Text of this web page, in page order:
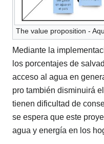
The value proposition -
Mediante la
los porcentajes de
acceso al agua en
pro también disminuirá
tienen dificultad de
se espera que este
agua y energía en los